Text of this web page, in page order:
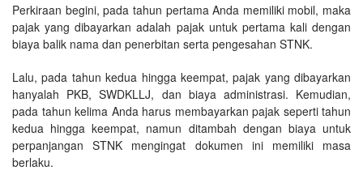
Perkiraan begini, pada tahun pertama Anda memiliki mobil, maka
pajak yang dibayarkan adalah pajak untuk pertama kali dengan
biaya balik nama dan penerbitan serta pengesahan STNK.
Lalu, pada tahun kedua hingga keempat, pajak yang dibayarkan
hanyalah PKB, SWDKLLJ, dan biaya administrasi. Kemudian,
pada tahun kelima Anda harus membayarkan pajak seperti tahun
kedua hingga keempat, namun ditambah dengan biaya untuk
perpanjangan STNK mengingat dokumen ini memiliki masa
berlaku.